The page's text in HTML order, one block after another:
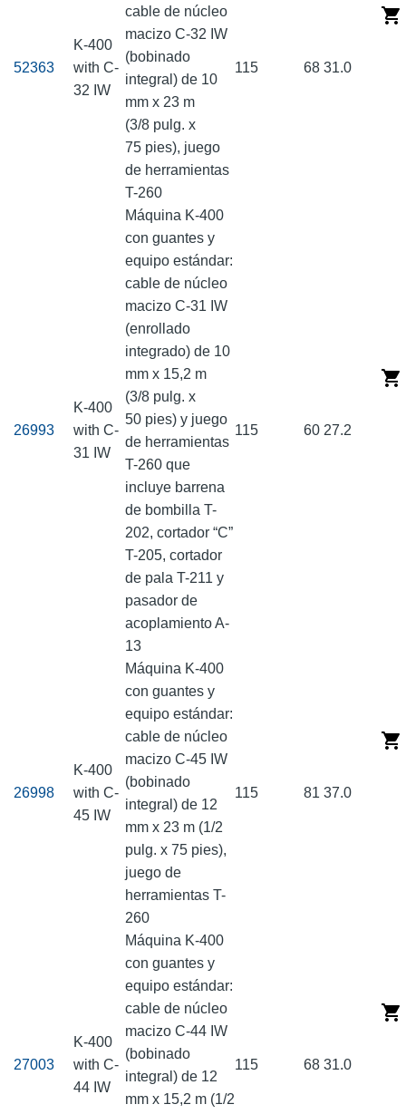
52363
K-400
with C-
32 IW
cable de núcleo
macizo C-32 IW
(bobinado
integral) de 10
mm x 23 m
(3/8 pulg. x
75 pies), juego
de herramientas
T-260
115 68 31.0
26993
K-400
with C-
31 IW
Máquina K-400
con guantes y
equipo estándar:
cable de núcleo
macizo C-31 IW
(enrollado
integrado) de 10
mm x 15,2 m
(3/8 pulg. x
50 pies) y juego
de herramientas
T-260 que
incluye barrena
de bombilla T-
202, cortador “C”
T-205, cortador
de pala T-211 y
pasador de
acoplamiento A-
13
115 60 27.2
26998
K-400
with C-
45 IW
Máquina K-400
con guantes y
equipo estándar:
cable de núcleo
macizo C-45 IW
(bobinado
integral) de 12
mm x 23 m (1/2
pulg. x 75 pies),
juego de
herramientas T-
260
115 81 37.0
27003
K-400
with C-
44 IW
Máquina K-400
con guantes y
equipo estándar:
cable de núcleo
macizo C-44 IW
(bobinado
integral) de 12
mm x 15,2 m (1/2
115 68 31.0